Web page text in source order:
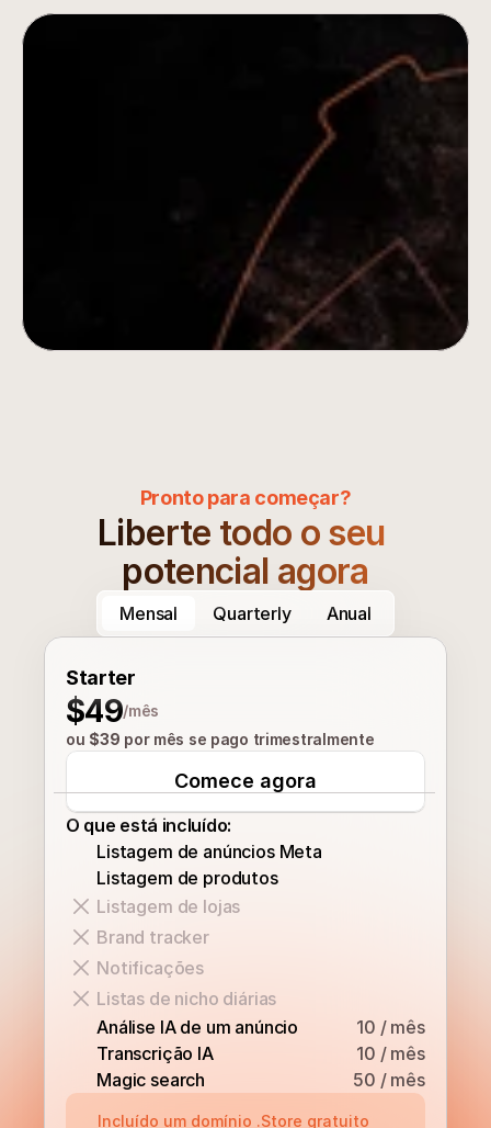
Encontre Seu Produto de
Sucesso no Shopify Hoje
Tenha acesso imediato aos melhores
produtos para vender na Shopify. Ideias de
produtos baseadas em dados atualizadas
diariamente. Reduza o tempo de pesquisa de
horas para minutos. Sem necessidade de
Comece a Encontrar os Vencedores
Pronto para começar?
Liberte todo o seu
potencial agora
Mensal Quarterly Anual
Starter
$49/mês
ou $39 por mês se pago trimestralmente
Comece agora
O que está incluído:
Listagem de anúncios Meta
Listagem de produtos
Listagem de lojas
Brand tracker
Notificações
Listas de nicho diárias
Análise IA de um anúncio
10 / mês
Transcrição IA
10 / mês
Magic search
50 / mês
Incluído um domínio .Store gratuito